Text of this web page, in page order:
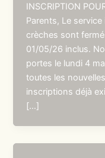
INSCRIPTION
Parents, Le
crèches sont
01/05/26 inclus.
portes le lundi 4
toutes les
inscriptions déjà
[…]